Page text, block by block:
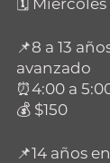
🗓️ Miércoles
📌8 a 13
avanzado
⏰4:00 a
💰 $150
📌14 años